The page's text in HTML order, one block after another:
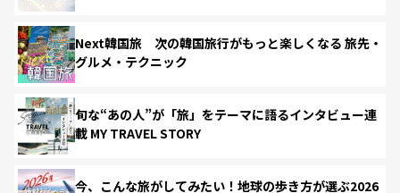
Next韓国旅 次の韓国旅行がもっと楽しくなる 旅先・
グルメ・テクニック
旬な“あの人”が「旅」をテーマに語るインタビュー連
載 MY TRAVEL STORY
今、こんな旅がしてみたい！地球の歩き方が選ぶ2026